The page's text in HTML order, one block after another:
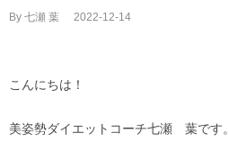
By 七瀬 葉 2022-12-14
こんにちは！
美姿勢ダイエットコーチ七瀬 葉です。